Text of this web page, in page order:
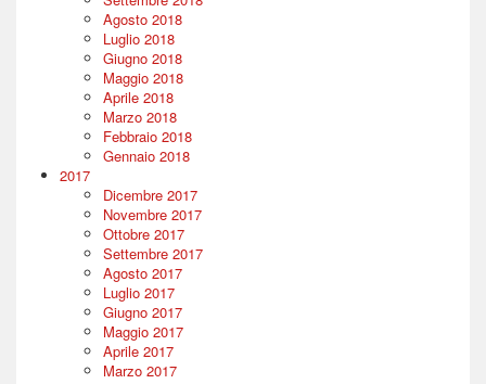
Agosto 2018
Luglio 2018
Giugno 2018
Maggio 2018
Aprile 2018
Marzo 2018
Febbraio 2018
Gennaio 2018
2017
Dicembre 2017
Novembre 2017
Ottobre 2017
Settembre 2017
Agosto 2017
Luglio 2017
Giugno 2017
Maggio 2017
Aprile 2017
Marzo 2017